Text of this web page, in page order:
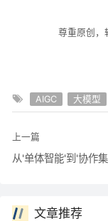
尊重原创，
AIGC 大模型
上一篇
文章推荐